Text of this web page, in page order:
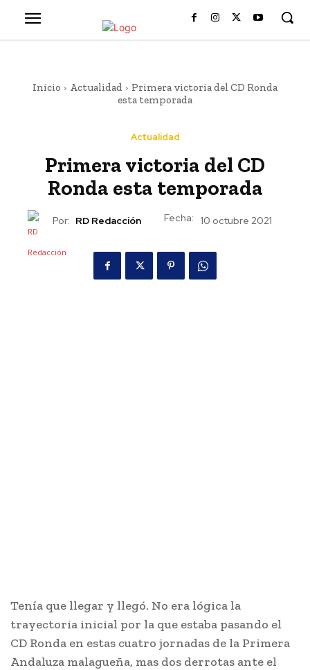
Inicio Actualidad
Primera victoria del CD Ronda
esta temporada
Actualidad
Primera victoria del CD
Ronda esta temporada
Por: RD Redacción Fecha: 10 octubre 2021
Tenía que llegar y llegó. No era lógica la
trayectoria inicial por la que estaba pasando el
CD Ronda en estas cuatro jornadas de la Primera
Andaluza malagueña, mas dos derrotas ante el